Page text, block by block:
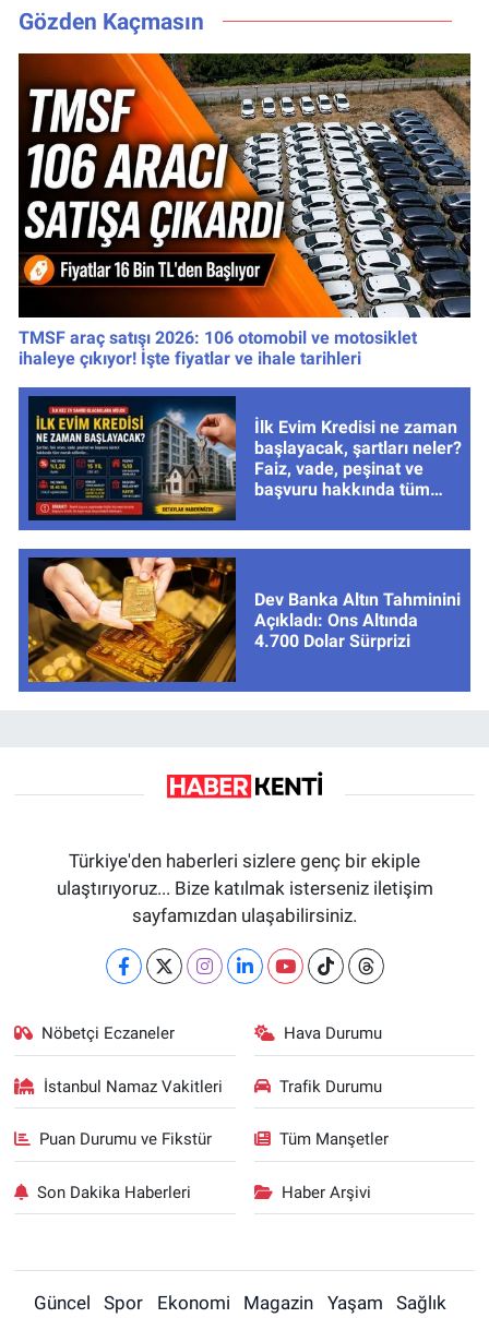
Kritik Uyarıyı Yaptı
Gözden Kaçmasın
TMSF araç satışı 2026: 106 otomobil ve motosiklet
ihaleye çıkıyor! İşte fiyatlar ve ihale tarihleri
İlk Evim Kredisi ne zaman
başlayacak, şartları neler?
Faiz, vade, peşinat ve
başvuru hakkında tüm
Dev Banka Altın Tahminini
Açıkladı: Ons Altında
4.700 Dolar Sürprizi
Türkiye'den haberleri sizlere genç bir ekiple
ulaştırıyoruz... Bize katılmak isterseniz iletişim
sayfamızdan ulaşabilirsiniz.
Nöbetçi Eczaneler Hava Durumu
İstanbul Namaz Vakitleri Trafik Durumu
Puan Durumu ve Fikstür Tüm Manşetler
Son Dakika Haberleri Haber Arşivi
Güncel Spor Ekonomi Magazin Yaşam Sağlık